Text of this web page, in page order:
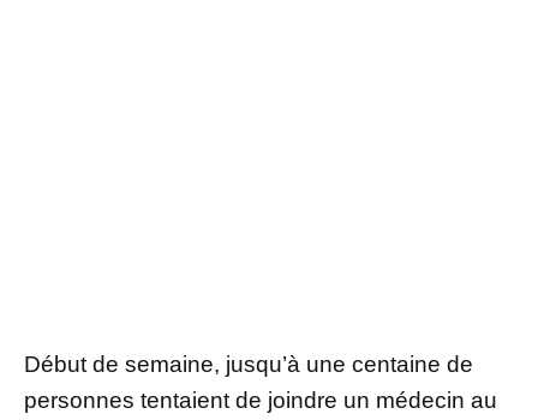
Début de semaine, jusqu’à une centaine de
personnes tentaient de joindre un médecin au